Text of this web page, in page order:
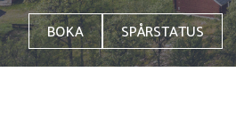
BOKA SPÅRSTATUS